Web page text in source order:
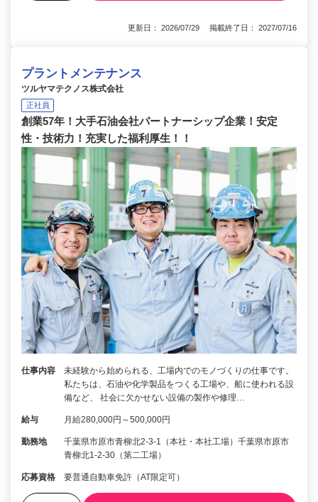
更新日： 2026/07/29 掲載終了日： 2027/07/16
プラントメンテナンス
ツルヤマテクノス株式会社
正社員
創業57年！大手石油会社パートナーシップ企業！安定
性・技術力！充実した福利厚生！！
仕事内容
未経験から始められる、工場内でのモノづくりの仕事です。
私たちは、石油や化学製品をつくる工場や、船に使われる設
備など、 社会に欠かせない設備の製作や修理…
給与 月給280,000円～500,000円
勤務地
千葉県市原市青柳北2-3-1（本社・本社工場）千葉県市原市
青柳北1-2-30（第二工場）
応募資格 要普通自動車免許（AT限定可）